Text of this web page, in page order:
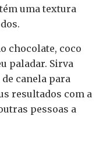
uma textura
chocolate, coco
paladar. Sirva
canela para
resultados com a
pessoas a